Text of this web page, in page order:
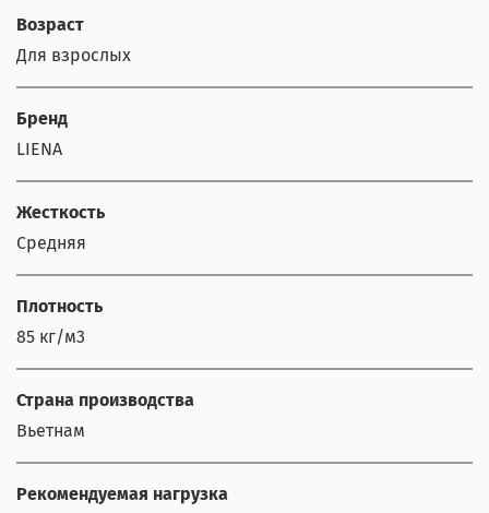
Возраст
Для взрослых
Бренд
LIENA
Жесткость
Средняя
Плотность
85 кг/м3
Страна производства
Вьетнам
Рекомендуемая нагрузка